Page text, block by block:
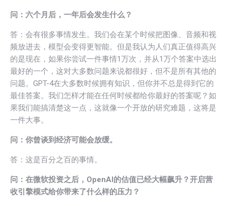
问：六个月后，一年后会发生什么？
答：会有很多事情发生。我们会在某个时候把图像、音频和视
频放进去，模型会变得更智能。但是我认为人们真正值得高兴
的是现在，如果你尝试一件事情1万次，并从1万个答案中选出
最好的一个，这对大多数问题来说都很好，但不是所有其他的
问题。GPT-4在大多数时候拥有知识，但你并不总是得到它的
最佳答案。我们怎样才能在任何时候都给你最好的答案呢？如
果我们能搞清楚这一点，这就像一个开放的研究难题，这将是
一件大事。
问：你曾谈到经济可能会放缓。
答：这是百分之百的事情。
问：在微软投资之后，OpenAI的估值已经大幅飙升？开启营
收引擎模式给你带来了什么样的压力？